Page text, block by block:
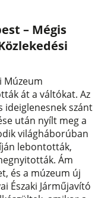
– Mégis
Múzeum
át a váltókat. Az
ideiglenesnek szánt
után nyílt meg a
világháborúban
lebontották,
Ám
és a múzeum új
Északi Járműjavító